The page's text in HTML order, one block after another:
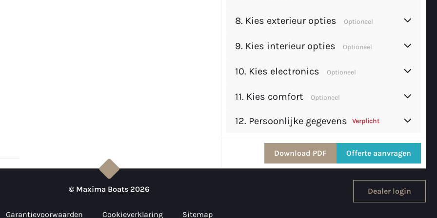
8. Kies exterieur opties Optioneel
9. Kies interieur opties Optioneel
10. Kies electronics Optioneel
11. Kies comfort Optioneel
12. Persoonlijke gegevens Verplicht
Download PDF Offerte aanvragen
© Maxima Boats 2026 Dealer login
Garantievoorwaarden Cookieverklaring Sitemap